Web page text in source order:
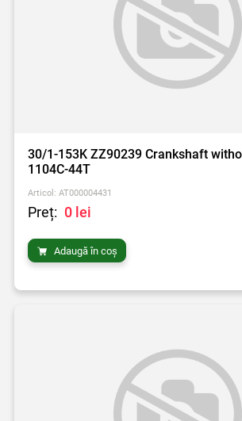
30/1-153K ZZ90239 Crankshaft
1104C-44T
Articol: AT000004431
Preț: 0 lei
Adaugă în coș